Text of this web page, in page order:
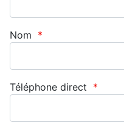
Nom *
Téléphone direct *